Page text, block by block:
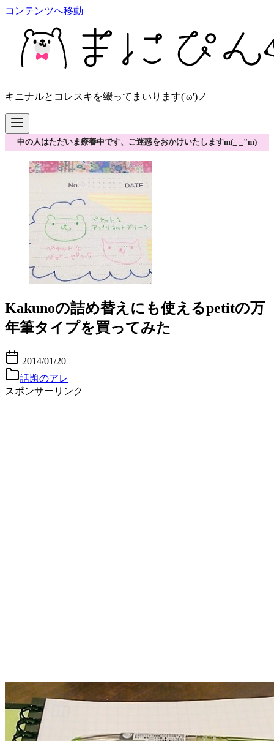
コンテンツへ移動
キニナルとコレスキを綴ってまいります('ω')ノ
中の人はただいま療養中です、ご迷惑をおかけいたしますm(_ _"m)
Kakunoの詰め替えにも使えるpetitの万
年筆タイプを買ってみた
2014/01/20
話題のアレ
スポンサーリンク